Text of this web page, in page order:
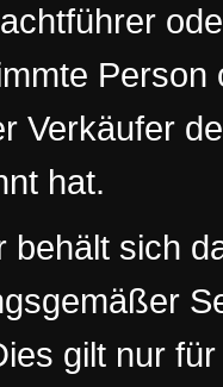
Verkäufer
hat.
behält sich
gilt nur